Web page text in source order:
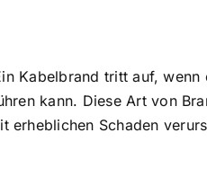
Kabelbrand tritt auf, wenn
kann. Diese Art von
erheblichen Schaden